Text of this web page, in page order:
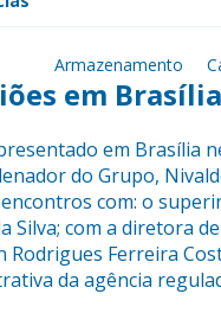
Armazenamento
em Brasília
em Brasília
do Grupo,
com: o
Silva; com a diretora
Rodrigues Ferreira
da agência